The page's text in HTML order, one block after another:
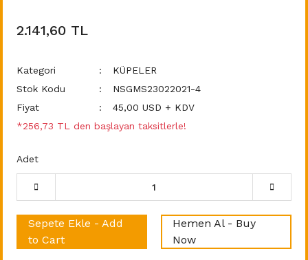
2.141,60 TL
Kategori
KÜPELER
Stok Kodu
NSGMS23022021-4
Fiyat
45,00 USD + KDV
*256,73 TL den başlayan taksitlerle!
Adet
Sepete Ekle - Add
to Cart
Hemen Al - Buy
Now